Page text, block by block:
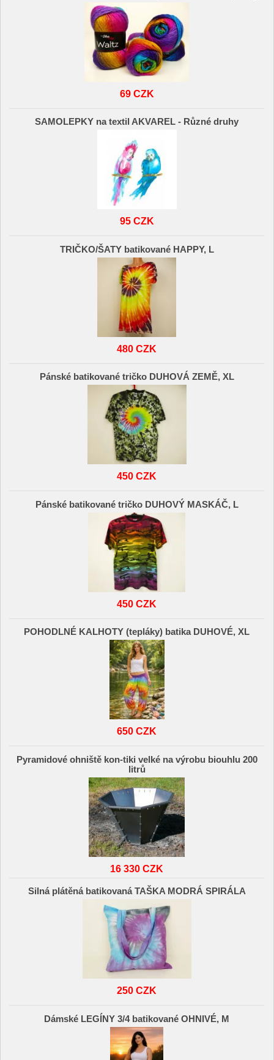
69 CZK
SAMOLEPKY na textil AKVAREL - Různé druhy
95 CZK
TRIČKO/ŠATY batikované HAPPY, L
480 CZK
Pánské batikované tričko DUHOVÁ ZEMĚ, XL
450 CZK
Pánské batikované tričko DUHOVÝ MASKÁČ, L
450 CZK
POHODLNÉ KALHOTY (tepláky) batika DUHOVÉ, XL
650 CZK
Pyramidové ohniště kon-tiki velké na výrobu biouhlu 200
litrů
16 330 CZK
Silná plátěná batikovaná TAŠKA MODRÁ SPIRÁLA
250 CZK
Dámské LEGÍNY 3/4 batikované OHNIVÉ, M